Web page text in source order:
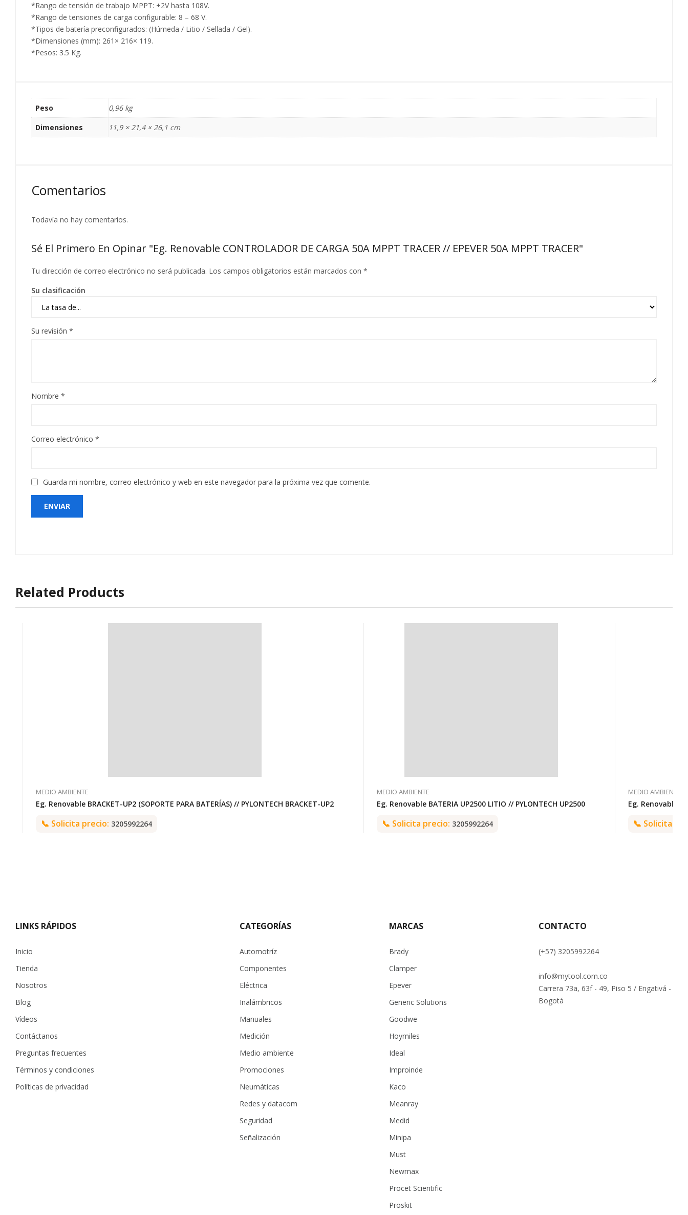
*Rango de tensión de trabajo MPPT: +2V hasta 108V.
*Rango de tensiones de carga configurable: 8 – 68 V.
*Tipos de batería preconfigurados: (Húmeda / Litio / Sellada / Gel).
*Dimensiones (mm): 261× 216× 119.
*Pesos: 3.5 Kg.
Peso
0,96 kg
Dimensiones
11,9 × 21,4 × 26,1 cm
Comentarios
Todavía no hay comentarios.
Sé El Primero En Opinar "Eg. Renovable CONTROLADOR DE CARGA 50A MPPT TRACER // EPEVER 50A MPPT TRACER"
Tu dirección de correo electrónico no será publicada. Los campos obligatorios están marcados con *
Su clasificación
Su revisión *
Nombre *
Correo electrónico *
Guarda mi nombre, correo electrónico y web en este navegador para la próxima vez que comente.
Related Products
MEDIO AMBIENTE
Eg. Renovable BRACKET-UP2 (SOPORTE PARA BATERÍAS) // PYLONTECH BRACKET-UP2
📞 Solicita precio: 3205992264
MEDIO AMBIENTE
Eg. Renovable BATERIA UP2500 LITIO // PYLONTECH UP2500
📞 Solicita precio: 3205992264
MEDIO AMBIENTE
Eg. Renovable
📞 Solicita
LINKS RÁPIDOS
Inicio
Tienda
Nosotros
Blog
Vídeos
Contáctanos
Preguntas frecuentes
Términos y condiciones
Políticas de privacidad
CATEGORÍAS
Automotríz
Componentes
Eléctrica
Inalámbricos
Manuales
Medición
Medio ambiente
Promociones
Neumáticas
Redes y datacom
Seguridad
Señalización
MARCAS
Brady
Clamper
Epever
Generic Solutions
Goodwe
Hoymiles
Ideal
Improinde
Kaco
Meanray
Medid
Minipa
Must
Newmax
Procet Scientific
Proskit
CONTACTO
(+57) 3205992264
info@mytool.com.co
Carrera 73a, 63f - 49, Piso 5 / Engativá -
Bogotá